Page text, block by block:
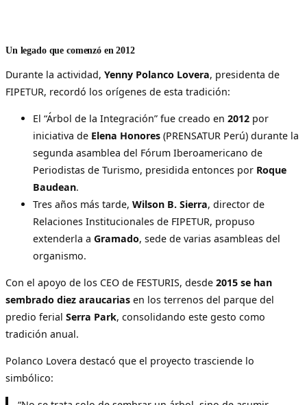
Un legado que comenzó en 2012
Durante la actividad, Yenny Polanco Lovera, presidenta de
FIPETUR, recordó los orígenes de esta tradición:
El “Árbol de la Integración” fue creado en 2012 por
iniciativa de Elena Honores (PRENSATUR Perú) durante la
segunda asamblea del Fórum Iberoamericano de
Periodistas de Turismo, presidida entonces por Roque
Baudean.
Tres años más tarde, Wilson B. Sierra, director de
Relaciones Institucionales de FIPETUR, propuso
extenderla a Gramado, sede de varias asambleas del
organismo.
Con el apoyo de los CEO de FESTURIS, desde 2015 se han
sembrado diez araucarias en los terrenos del parque del
predio ferial Serra Park, consolidando este gesto como
tradición anual.
Polanco Lovera destacó que el proyecto trasciende lo
simbólico: